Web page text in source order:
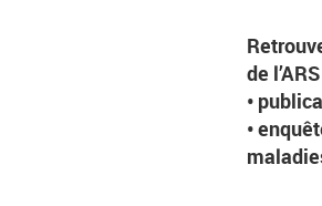
de
•
•